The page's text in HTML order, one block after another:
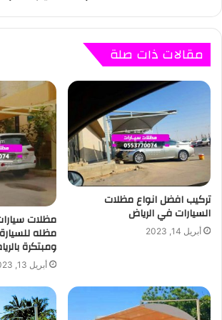
مقالات ذات صلة
تركيب افضل انواع مظلات
السيارات في الرياض
أبريل 14, 2023
مظلات
مظله
ومبتكرة
أبريل 13, 2023